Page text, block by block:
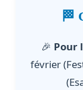
🏁
🎉 Pour
février